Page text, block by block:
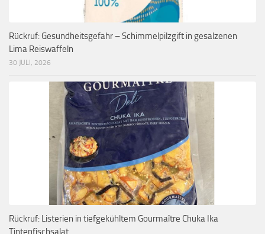
Rückruf: Gesundheitsgefahr – Schimmelpilzgift in gesalzenen
Lima Reiswaffeln
30 JULI, 2026
Rückruf: Listerien in tiefgekühltem Gourmaître Chuka Ika
Tintenfischsalat